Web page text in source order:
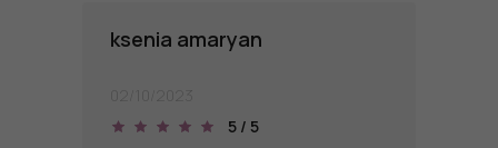
5 / 5
02/10/2023
​ksenia amaryan